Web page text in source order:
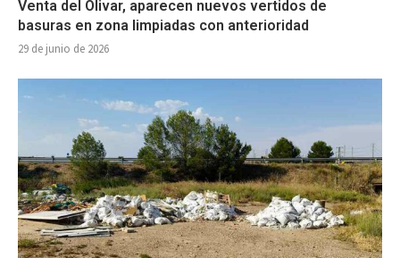
Venta del Olivar, aparecen nuevos vertidos de
basuras en zona limpiadas con anterioridad
29 de junio de 2026